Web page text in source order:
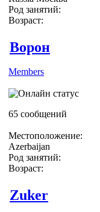
Род занятий:
Возраст:
Ворон
Members
65 сообщений
Местоположение:
Azerbaijan
Род занятий:
Возраст:
Zuker